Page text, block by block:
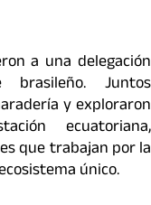
a una delegación
Juntos
y exploraron
ecuatoriana,
que trabajan por la
único.